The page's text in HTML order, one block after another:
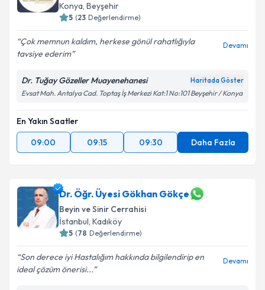
Konya, Beyşehir
5 (23 Değerlendirme)
Çok memnun kaldım, herkese gönül rahatlığıyla
tavsiye ederim
Devamı
Dr. Tuğay Gözeller Muayenehanesi Haritada Göster
Evsat Mah. Antalya Cad. Toptaş İş Merkezi Kat:1 No:101 Beyşehir / Konya
En Yakın Saatler
09:00
09:15 09:30 Daha Fazla
Dr. Öğr. Üyesi Gökhan Gökçe
Beyin ve Sinir Cerrahisi
İstanbul, Kadıköy
5 (78 Değerlendirme)
Son derece iyi Hastalığım hakkında bilgilendirip en
ideal çözüm önerisi...
Devamı